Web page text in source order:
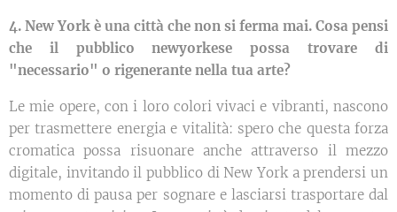
4. New York è una città che non si ferma mai. Cosa pensi
che il pubblico newyorkese possa trovare di
"necessario" o rigenerante nella tua arte?
Le mie opere, con i loro colori vivaci e vibranti, nascono
per trasmettere energia e vitalità: spero che questa forza
cromatica possa risuonare anche attraverso il mezzo
digitale, invitando il pubblico di New York a prendersi un
momento di pausa per sognare e lasciarsi trasportare dal